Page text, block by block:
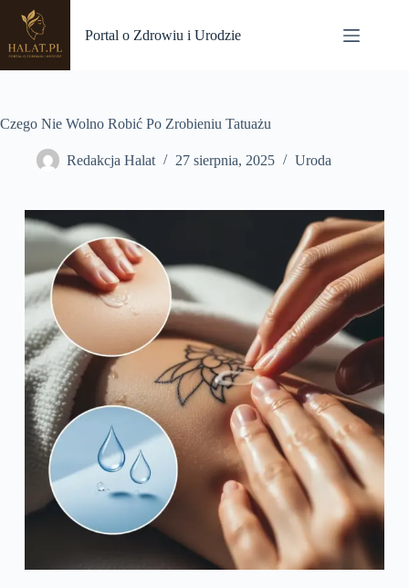
Przejdź
treści
Portal o Zdrowiu i Urodzie
Czego Nie Wolno Robić Po Zrobieniu Tatuażu
Redakcja Halat 27 sierpnia, 2025 Uroda